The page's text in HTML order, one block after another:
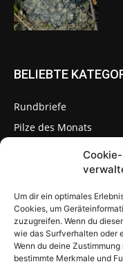
Um dir ein optimales
Cookies, um
zuzugreifen. Wenn du
wie das Surfverhalten oder
Wenn du deine
bestimmte Merkmale und
BELIEBTE
Rundbriefe
Pilze des Monats